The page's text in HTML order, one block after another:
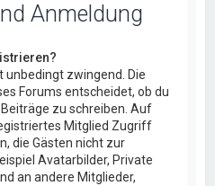
Anmeldung
unbedingt zwingend. Die
Forums entscheidet, ob du
zu schreiben. Auf
Mitglied Zugriff
die Gästen nicht zur
Avatarbilder, Private
an andere Mitglieder,